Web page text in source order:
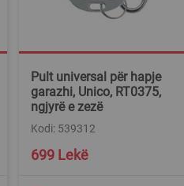
Pult universal për hapje
garazhi, Unico, RT0375,
ngjyrë e zezë
Kodi: 539312
699 Lekë